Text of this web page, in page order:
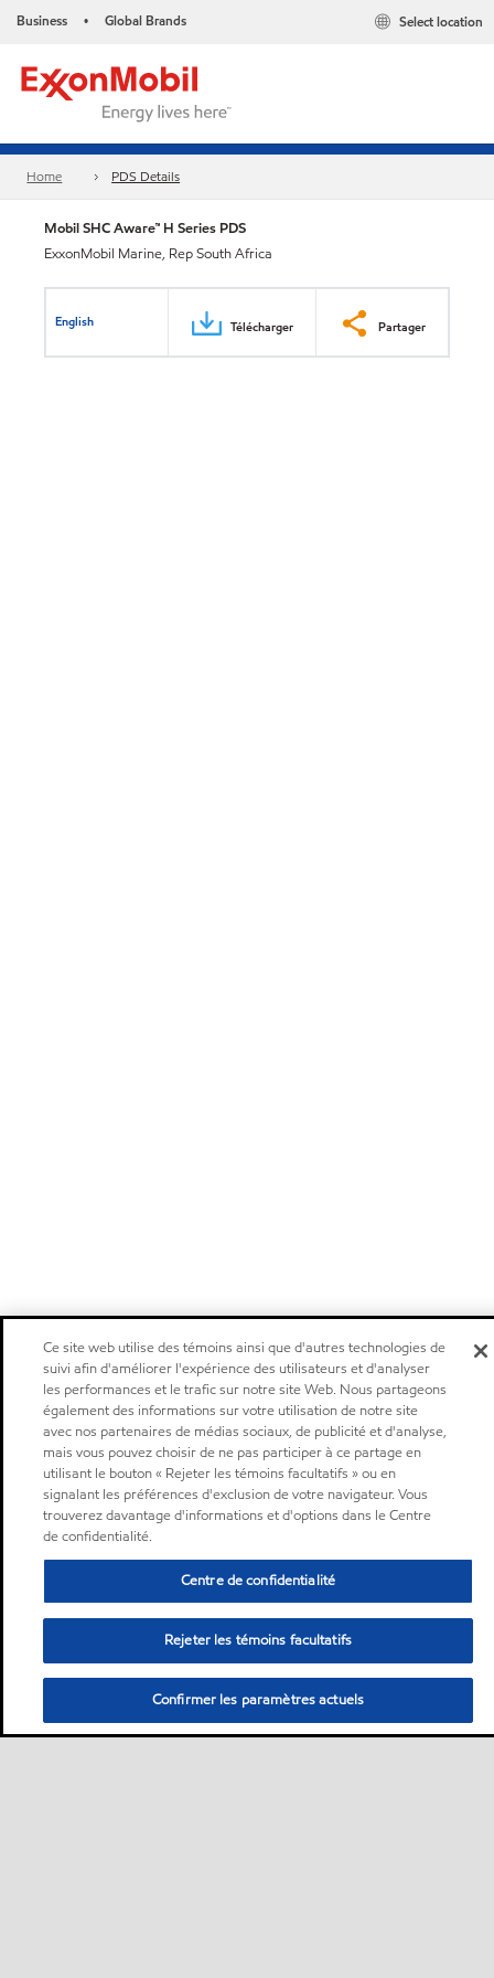
Business • Global Brands Select location
Home PDS Details
Mobil SHC Aware™ H Series PDS
ExxonMobil Marine, Rep South Africa
English Télécharger Partager
Ce site web utilise des témoins ainsi que d'autres technologies de
suivi afin d'améliorer l'expérience des utilisateurs et d'analyser
les performances et le trafic sur notre site Web. Nous partageons
également des informations sur votre utilisation de notre site
avec nos partenaires de médias sociaux, de publicité et d'analyse,
mais vous pouvez choisir de ne pas participer à ce partage en
utilisant le bouton « Rejeter les témoins facultatifs » ou en
signalant les préférences d'exclusion de votre navigateur. Vous
trouverez davantage d'informations et d'options dans le Centre
de confidentialité.
Centre de confidentialité
Rejeter les témoins facultatifs
Confirmer les paramètres actuels